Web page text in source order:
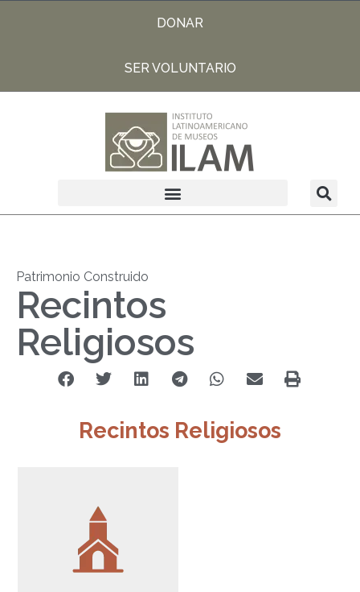
DONAR
SER VOLUNTARIO
Patrimonio Construido
Recintos
Religiosos
Recintos Religiosos